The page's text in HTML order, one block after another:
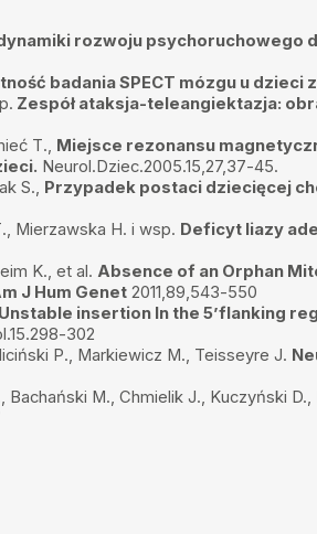
oraz ogromna
LICZYĆ NA
na pytania, które
odjęłam za fatalną
korzystałam z
i neurolog w Polsce.
profesjonalny ,wszystko
rozwoju
badania SPECT mózgu u dzieci
Zespół ataksja-teleangiektazja:
T., Miejsce rezonansu
Neurol.Dziec.2005.15,27,37-45.
S., Przypadek postaci dziecięcej
Mierzawska H. i wsp. Deficyt liazy
K., et al. Absence of an Orphan
J Hum Genet 2011,89,543-550
Unstable insertion In the 5’flanking
302
P., Markiewicz M., Teisseyre J.
M., Chmielik J., Kuczyński